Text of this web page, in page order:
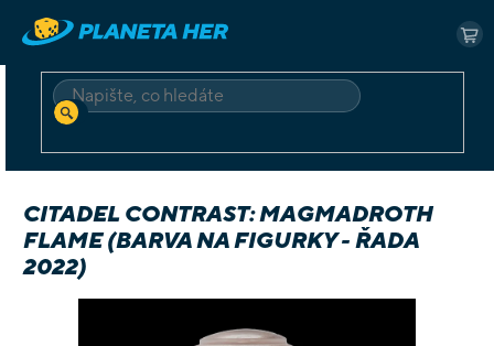
obsah
HLEDAT
CITADEL CONTRAST: MAGMADROTH
FLAME (BARVA NA FIGURKY - ŘADA
2022)